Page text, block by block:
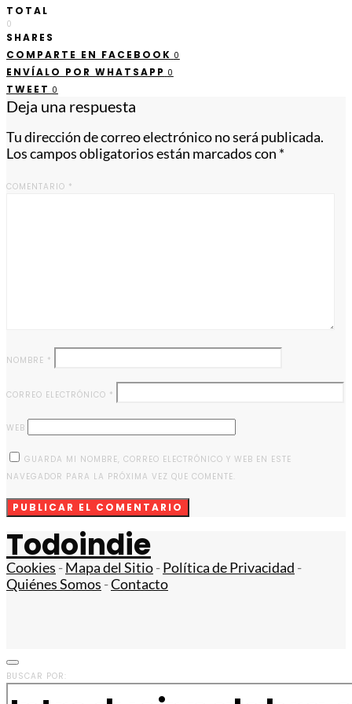
TOTAL
0
SHARES
COMPARTE EN FACEBOOK 0
ENVÍALO POR WHATSAPP 0
TWEET 0
Deja una respuesta
Tu dirección de correo electrónico no será publicada.
Los campos obligatorios están marcados con *
COMENTARIO *
NOMBRE *
CORREO ELECTRÓNICO *
WEB
GUARDA MI NOMBRE, CORREO ELECTRÓNICO Y WEB EN ESTE
NAVEGADOR PARA LA PRÓXIMA VEZ QUE COMENTE.
Todoindie
Cookies -Mapa del Sitio-Política de Privacidad -
Quiénes Somos -Contacto
BUSCAR POR: